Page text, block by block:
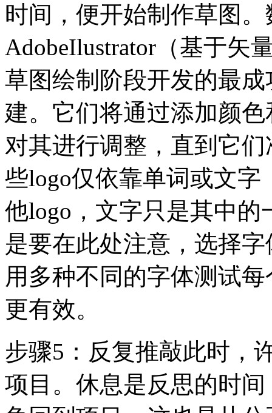
时间，便开始制作草图
AdobeIlustrator（基于矢
草图绘制阶段开发的最
建。它们将通过添加颜
对其进行调整，直到它
些logo仅依靠单词或文
他logo，文字只是其中
是要在此处注意，选择
用多种不同的字体测试
更有效。
步骤5：反复推敲此时，
项目。休息是反思的时